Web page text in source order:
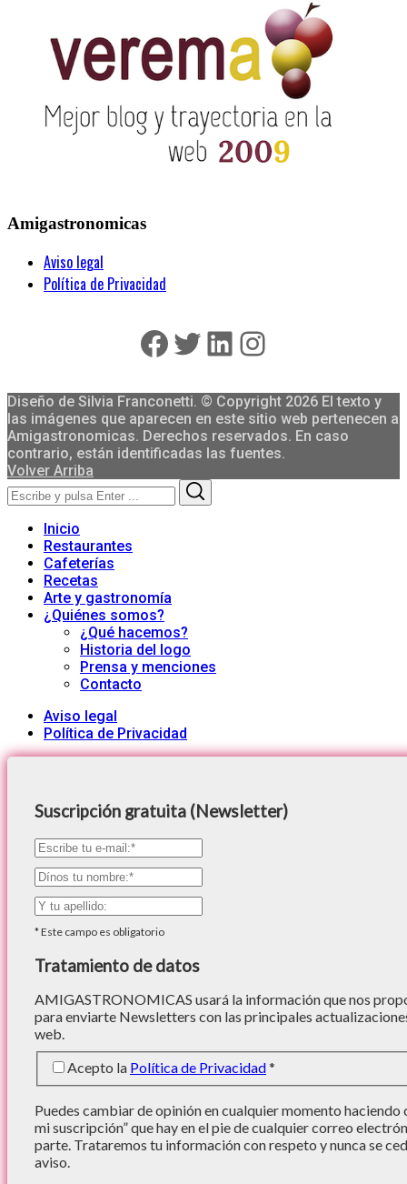
Amigastronomicas
Aviso legal
Política de Privacidad
Facebook
Twitter
LinkedIn
Instagram
Diseño de Silvia Franconetti. © Copyright 2026 El texto y
las imágenes que aparecen en este sitio web pertenecen a
Amigastronomicas. Derechos reservados. En caso
contrario, están identificadas las fuentes.
Volver Arriba
Search
for:
Inicio
Restaurantes
Cafeterías
Recetas
Arte y gastronomía
¿Quiénes somos?
¿Qué hacemos?
Historia del logo
Prensa y menciones
Contacto
Aviso legal
Política de Privacidad
Suscripción gratuita (Newsletter)
*Este campo es obligatorio
Tratamiento de datos
AMIGASTRONOMICAS usará la información que nos
para enviarte Newsletters con las principales
web.
Acepto la Política de Privacidad*
Puedes cambiar de opinión en cualquier momento haciendo
mi suscripción” que hay en el pie de cualquier correo
parte. Trataremos tu información con respeto y nunca se
aviso.